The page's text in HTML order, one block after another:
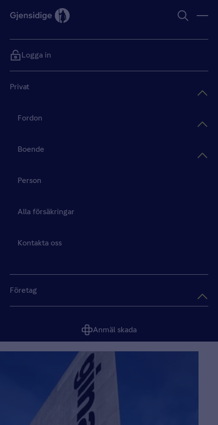
Privat
Fordon
Boende
Person
Alla försäkringar
Kontakta oss
Företag
Anmäl skada
Logga in